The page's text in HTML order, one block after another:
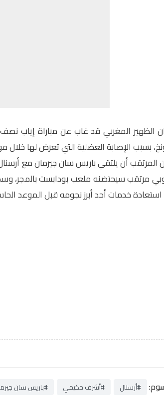
الظهير المغربي قد غاب عن مباراة إياب
، بسبب الإصابة العضلية التي تعرض لها
مرتقب سيحتضنه ملعب بودابست بالمجر،
خدمات أحد أبرز نجومه قبل الموعد
#أرسنال #أشرف حكيمي #باريس سان